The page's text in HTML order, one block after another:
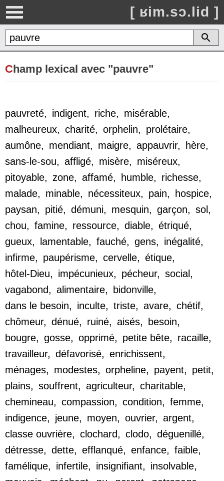
[ ʁim.sɔ.lid ]
Champ lexical avec "pauvre"
pauvreté, indigent, riche, misérable,
malheureux, charité, orphelin, prolétaire,
aumône, mendiant, maigre, appauvrir, hère,
sans-le-sou, affligé, misère, miséreux,
pitoyable, zone, affamé, humble, richesse,
malade, minable, nécessiteux, pain, hospice,
paysan, pitié, démuni, mesquin, garçon, sol,
chou, famine, ressource, diable, étriqué,
gueux, lamentable, fauché, gens, inégalité,
infirme, paupérisme, cervelle, étique,
hôtel-Dieu, impécunieux, pécheur, social,
vagabond, alimentaire, bidonville,
dans le besoin, inculte, triste, avare, chétif,
chômeur, dénué, ruiné, aisés, besoin,
bougre, gosse, opprimé, petite bête, racaille,
travailleur, défavorisé, enrichissent,
ménages, modestes, orpheline, payent, petit,
plains, souffrent, agriculteur, charitable,
chemineau, compassion, condition, femme,
indigence, jeune, moyen, ouvrier, argent,
classe ouvrière, clochard, clodo, déguenillé,
détresse, dette, efflanqué, enfance, faible,
famélique, infertile, insignifiant, insolvable,